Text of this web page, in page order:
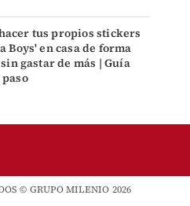
tus propios stickers
Boys' en casa de forma
gastar de más | Guía
paso
© GRUPO MILENIO 2026